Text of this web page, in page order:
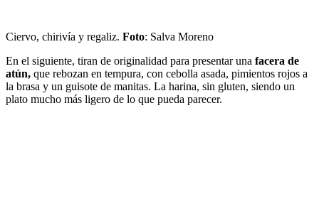
Ciervo, chirivía y regaliz. Foto: Salva Moreno
En el siguiente, tiran de originalidad para presentar una facera de
atún, que rebozan en tempura, con cebolla asada, pimientos rojos a
la brasa y un guisote de manitas. La harina, sin gluten, siendo un
plato mucho más ligero de lo que pueda parecer.